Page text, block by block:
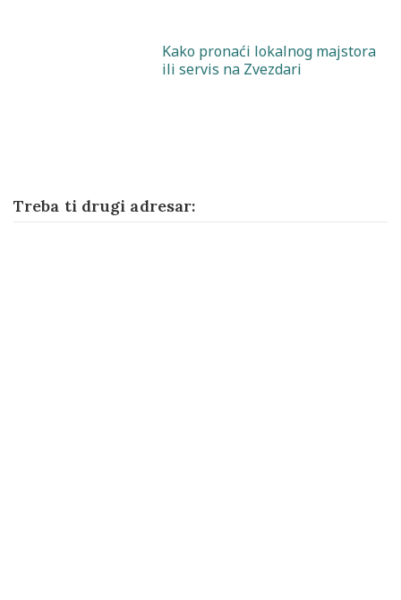
Kako pronaći lokalnog majstora
ili servis na Zvezdari
Treba ti drugi adresar: